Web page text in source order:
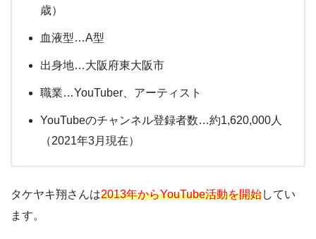
歳）
血液型…A型
出身地…大阪府東大阪市
職業…YouTuber、アーティスト
YouTubeのチャンネル登録者数…約1,620,000人
（2021年3月現在）
タケヤキ翔さんは2013年からYouTube活動を開始してい
ます。